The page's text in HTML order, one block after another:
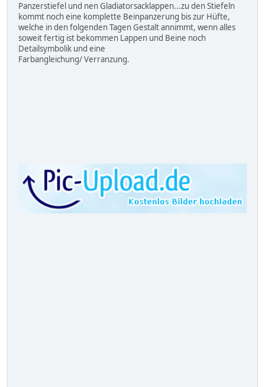
Panzerstiefel und nen Gladiatorsacklappen...zu den Stiefeln
kommt noch eine komplette Beinpanzerung bis zur Hüfte,
welche in den folgenden Tagen Gestalt annimmt, wenn alles
soweit fertig ist bekommen Lappen und Beine noch
Detailsymbolik und eine
Farbangleichung/ Verranzung.